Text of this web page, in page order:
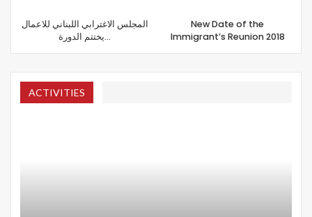
المجلس الاغترابي اللبناني للاعمال
يختتم الدورة…
New Date of the
Immigrant’s Reunion 2018
ACTIVITIES